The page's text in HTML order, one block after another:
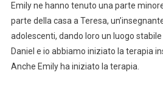
Emily ne hanno tenuto una parte
parte della casa a Teresa,
adolescenti, dando loro un luogo stabile
Daniel e io abbiamo iniziato la terapia
Anche Emily ha iniziato la terapia.